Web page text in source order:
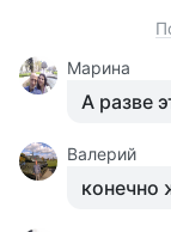
Марина
А разве
Валерий
конечно